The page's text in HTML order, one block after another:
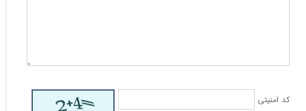
کد امنیتی